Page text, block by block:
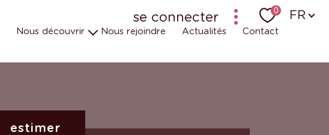
se connecter 0 Langue
FR
Nous découvrir Nous rejoindre Actualités Contact
estimer